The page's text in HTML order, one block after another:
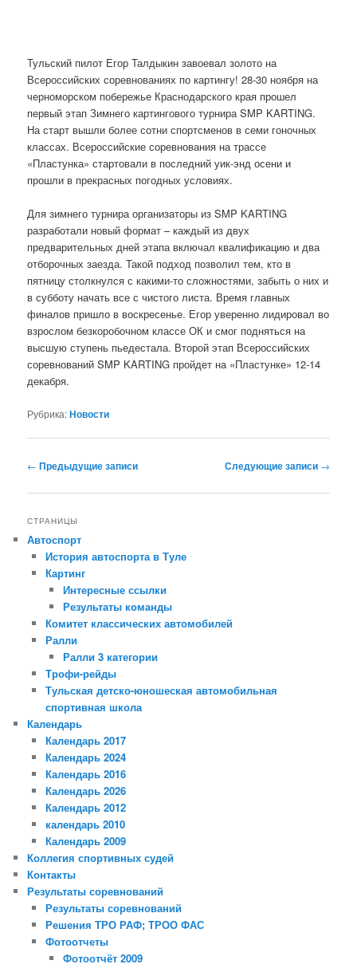
Тульский пилот Егор Талдыкин завоевал золото на
Всероссийских соревнованиях по картингу! 28-30 ноября на
черноморском побережье Краснодарского края прошел
первый этап Зимнего картингового турнира SMP KARTING.
На старт вышли более сотни спортсменов в семи гоночных
классах. Всероссийские соревнования на трассе
«Пластунка» стартовали в последний уик-энд осени и
прошли в прекрасных погодных условиях.
Для зимнего турнира организаторы из SMP KARTING
разработали новый формат – каждый из двух
предварительных дней этапа включал квалификацию и два
отборочных заезда. Такой подход позволил тем, кто в
пятницу столкнулся с какими-то сложностями, забыть о них и
в субботу начать все с чистого листа. Время главных
финалов пришло в воскресенье. Егор уверенно лидировал во
взрослом безкоробочном классе ОК и смог подняться на
высшую ступень пьедестала. Второй этап Всероссийских
соревнований SMP KARTING пройдет на «Пластунке» 12-14
декабря.
Рубрика:Новости
Навигация
записям
← Предыдущие записи Следующие записи →
СТРАНИЦЫ
Автоспорт
История автоспорта в Туле
Картинг
Интересные ссылки
Результаты команды
Комитет классических автомобилей
Ралли
Ралли 3 категории
Трофи-рейды
Тульская детско-юношеская автомобильная
спортивная школа
Календарь
Календарь 2017
Календарь 2024
Календарь 2016
Календарь 2026
Календарь 2012
календарь 2010
Календарь 2009
Коллегия спортивных судей
Контакты
Результаты соревнований
Результаты соревнований
Решения ТРО РАФ; ТРОО ФАС
Фотоотчеты
Фотоотчёт 2009